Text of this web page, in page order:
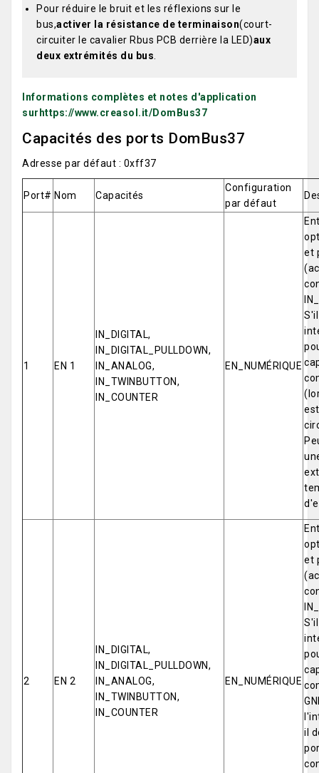
Pour réduire le bruit et les réflexions sur le
bus,activer la résistance de terminaison(court-
circuiter le cavalier Rbus PCB derrière la LED)aux
deux extrémités du bus.
Informations complètes et notes d'application
sur https://www.creasol.it/DomBus37
Capacités des ports DomBus37
Adresse par défaut : 0xff37
Port# Nom Capacités
Configuration
par défaut
1 EN 1
IN_DIGITAL,
IN_DIGITAL_PULLDOWN,
IN_ANALOG,
IN_TWINBUTTON,
IN_COUNTER
EN_NUMÉRIQUE
et
2 EN 2
IN_DIGITAL,
IN_DIGITAL_PULLDOWN,
IN_ANALOG,
IN_TWINBUTTON,
IN_COUNTER
EN_NUMÉRIQUE
et
il